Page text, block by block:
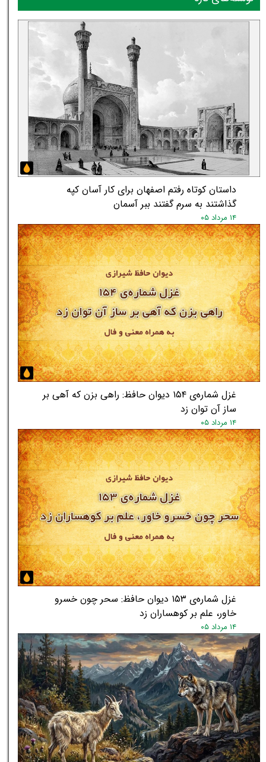
★★
داستان کوتاه رفتم اصفهان برای کار آسان کپه
گذاشتند به سرم گفتند ببر آسمان
۱۴ مرداد ۰۵
غزل شماره‌ی ۱۵۴ دیوان حافظ: راهی بزن که آهی بر
ساز آن توان زد
۱۴ مرداد ۰۵
غزل شماره‌ی ۱۵۳ دیوان حافظ: سحر چون خسرو
خاور، علم بر کوهساران زد
۱۴ مرداد ۰۵